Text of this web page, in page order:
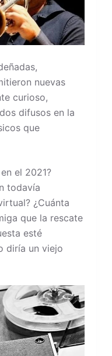
nuevas
curioso,
difusos en la
que
el 2021?
todavía
¿Cuánta
que la rescate
esté
diría un viejo